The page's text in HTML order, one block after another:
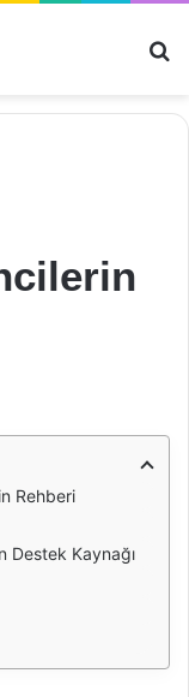
Rehberi
Destek Kaynağı